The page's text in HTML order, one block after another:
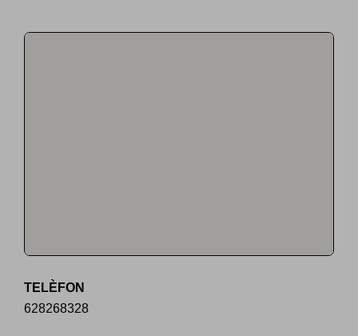
TELÈFON
628268328